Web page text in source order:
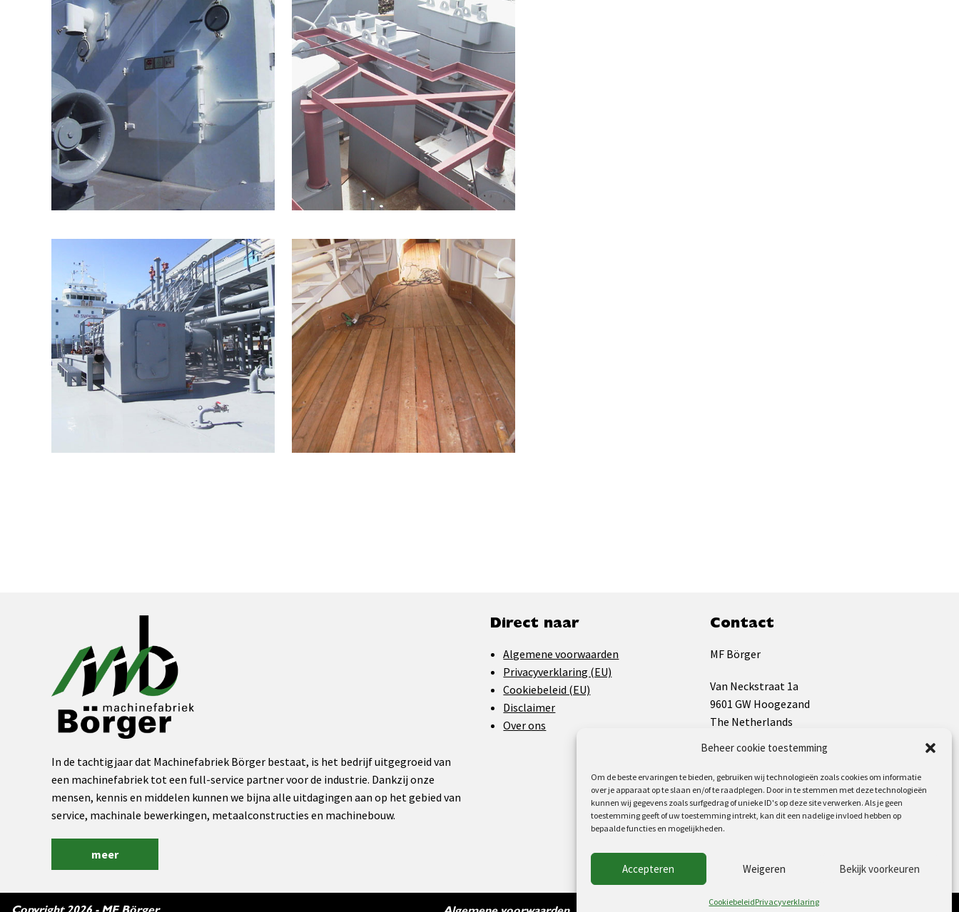
Beheer cookie toestemming
Om de beste ervaringen te bieden, gebruiken wij technologieën zoals cookies om informatie
over je apparaat op te slaan en/of te raadplegen. Door in te stemmen met deze technologieën
kunnen wij gegevens zoals surfgedrag of unieke ID's op deze site verwerken. Als je geen
toestemming geeft of uw toestemming intrekt, kan dit een nadelige invloed hebben op
bepaalde functies en mogelijkheden.
Accepteren Weigeren Bekijk voorkeuren
CookiebeleidPrivacyverklaring
In de tachtigjaar dat Machinefabriek Börger bestaat, is het bedrijf uitgegroeid van
een machinefabriek tot een full-service partner voor de industrie. Dankzij onze
mensen, kennis en middelen kunnen we bijna alle uitdagingen aan op het gebied van
service, machinale bewerkingen, metaalconstructies en machinebouw.
meer
Direct naar
Algemene voorwaarden
Privacyverklaring (EU)
Cookiebeleid (EU)
Disclaimer
Over ons
Contact
MF Börger
Van Neckstraat 1a
9601 GW Hoogezand
The Netherlands
BTW: NL819544826B01
+31(0)598 392 733
info@mf-borger.nl